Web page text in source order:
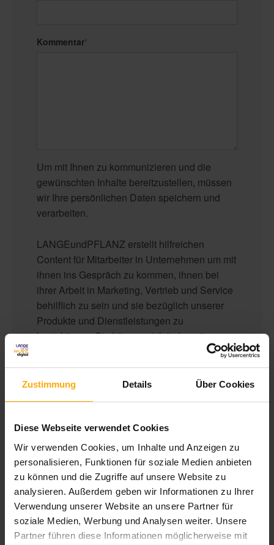
Zustimmung Details Über Cookies
Diese Webseite verwendet Cookies
Wir verwenden Cookies, um Inhalte und Anzeigen zu
personalisieren, Funktionen für soziale Medien anbieten
zu können und die Zugriffe auf unsere Website zu
analysieren. Außerdem geben wir Informationen zu Ihrer
Verwendung unserer Website an unsere Partner für
soziale Medien, Werbung und Analysen weiter. Unsere
Partner führen diese Informationen möglicherweise mit
Kommentar*
Um mit Ihnen zu kommunizieren und die
gewünschten Inhalte bereitzustellen, müssen
wir Ihre persönlichen Daten speichern und
verarbeiten.
LANGEundPFLANZ erstellt hilfreichen
Content für Mitarbeiter in Unternehmen um mit
ihnen ins Gespräch zu kommen, ihnen bei
ihrer Arbeit in Marketing, Vertrieb und Service
behilflich zu sein und sie bezüglich unserer
Produkte und Dienstleistungen zu
kontaktieren. Sie können sich jederzeit von
Informationen zum Abbestellen sowie unsere
Datenschutzpraktiken und unsere
Datenschutzbestimmungen.